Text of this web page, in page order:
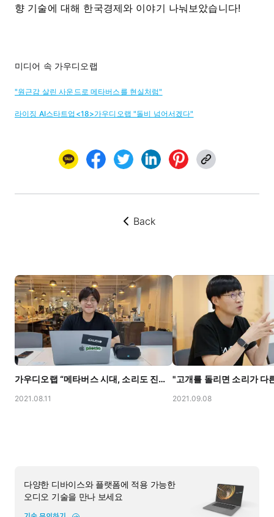
향 기술에 대해 한국경제와 이야기 나눠보았습니다!
미디어 속 가우디오랩
"원근감 살린 사운드로 메타버스를 현실처럼"
라이징 AI스타트업<18>가우디오랩 "돌비 넘어서겠다"
뒤로가기
Back
가우디오랩 “메타버스 시대, 소리도 진짜 같아야”
2021.08.11 2021.09.08
다양한 디바이스와 플랫폼에 적용 가능한
오디오 기술을 만나 보세요